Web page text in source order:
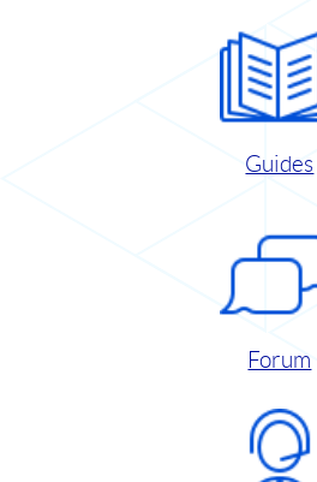
Guides
Forum